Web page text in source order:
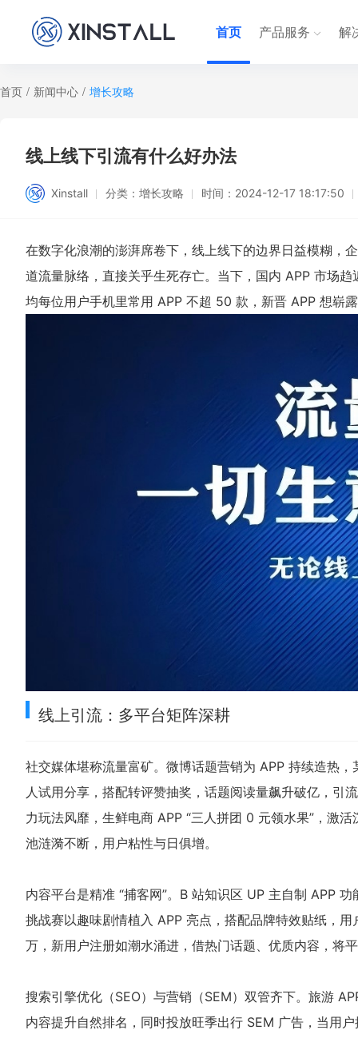
首页 产品服务 解
首页 / 新闻中心 / 增长攻略
线上线下引流有什么好办法
Xinstall 分类： 增长攻略 时间： 2024-12-17 18:17:50
在数字化浪潮的澎湃席卷下，线上线下的边界日益模糊，
道流量脉络，直接关乎生死存亡。当下，国内 APP 市场
均每位用户手机里常用 APP 不超 50 款，新晋 APP 想崭
线上引流：多平台矩阵深耕
社交媒体堪称流量富矿。微博话题营销为 APP 持续造热
人试用分享，搭配转评赞抽奖，话题阅读量飙升破亿，引
力玩法风靡，生鲜电商 APP “三人拼团 0 元领水果”，激
池涟漪不断，用户粘性与日俱增。
内容平台是精准 “捕客网”。B 站知识区 UP 主自制 APP
挑战赛以趣味剧情植入 APP 亮点，搭配品牌特效贴纸，
万，新用户注册如潮水涌进，借热门话题、优质内容，将
搜索引擎优化（SEO）与营销（SEM）双管齐下。旅游
内容提升自然排名，同时投放旺季出行 SEM 广告，当用